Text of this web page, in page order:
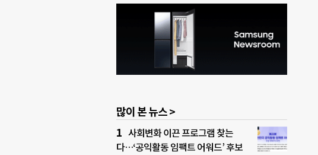
많이 본 뉴스 >
사회변화 이끈 프로그램 찾는
다…‘공익활동 임팩트 어워드’ 후보